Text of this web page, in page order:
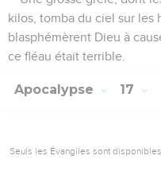
kilos, tomba du ciel sur les
blasphémèrent Dieu à
ce fléau était terrible.
Apocalypse 17
Seuls les Évangiles sont